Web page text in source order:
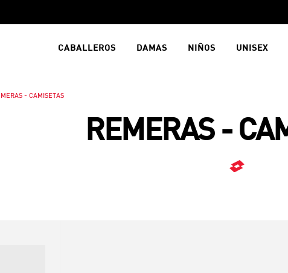
CABALLEROS DAMAS NIÑOS UNISEX
- CAMISETAS
REMERAS -